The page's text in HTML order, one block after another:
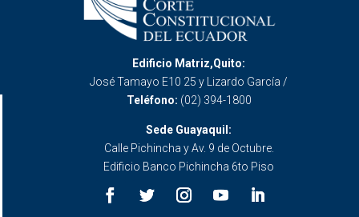
Edificio Matriz,Quito:
José Tamayo E10 25 y Lizardo García /
Teléfono: (02) 394-1800
Sede Guayaquil:
Calle Pichincha y Av. 9 de Octubre.
Edificio Banco Pichincha 6to Piso